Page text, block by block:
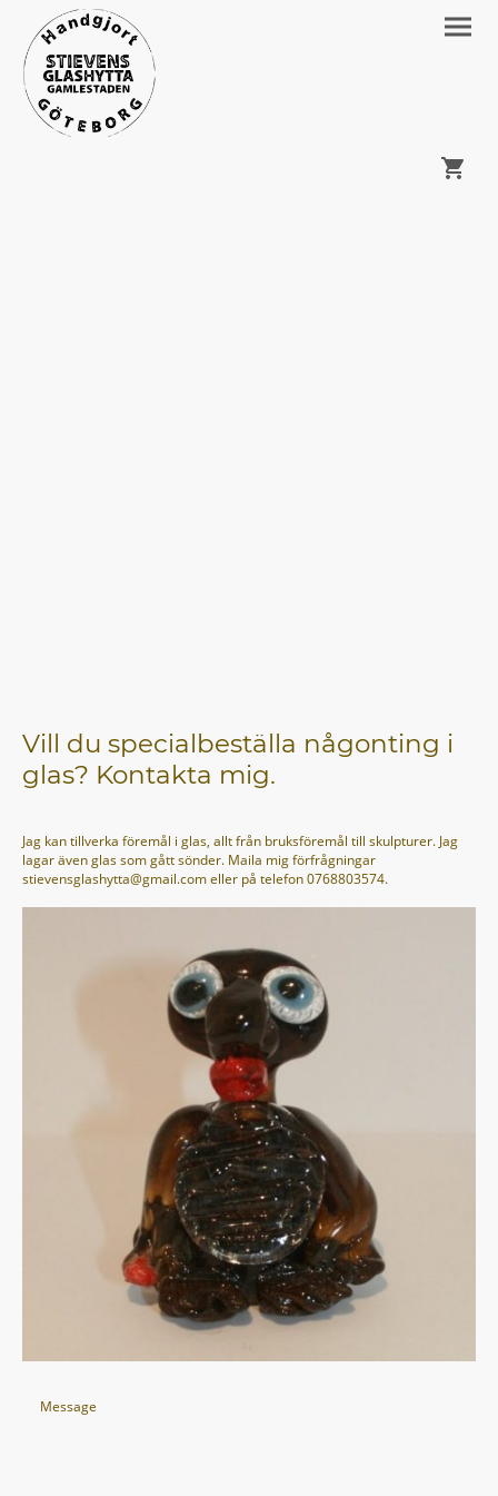
Vill du specialbeställa någonting i
glas? Kontakta mig.
Jag kan tillverka föremål i glas, allt från bruksföremål till skulpturer. Jag
lagar även glas som gått sönder. Maila mig förfrågningar
stievensglashytta@gmail.com eller på telefon 0768803574.
Message